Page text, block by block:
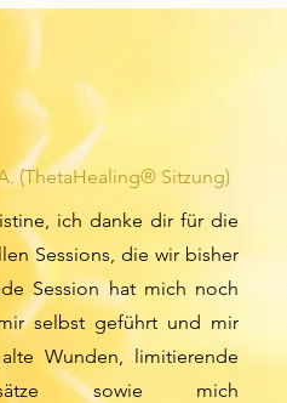
(ThetaHealing® Sitzung)
ich danke dir für die
Sessions, die wir bisher
Session hat mich noch
selbst geführt und mir
Wunden, limitierende
sowie mich